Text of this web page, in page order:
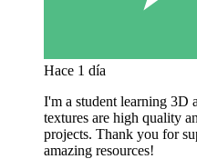
Hace 1 día
I'm a student learning 3D
textures are high quality
projects. Thank you for
amazing resources!